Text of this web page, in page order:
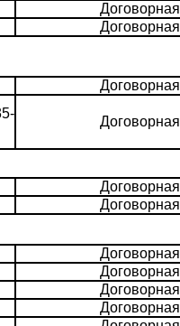
Договорная
Договорная
Договорная
Договорная
Договорная
Договорная
Договорная
Договорная
Договорная
Договорная